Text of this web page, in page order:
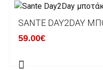
Λογαριασμό.
κάποιον απο τους
λογαριασμούς:
SANTE DAY2DAY
59.00€